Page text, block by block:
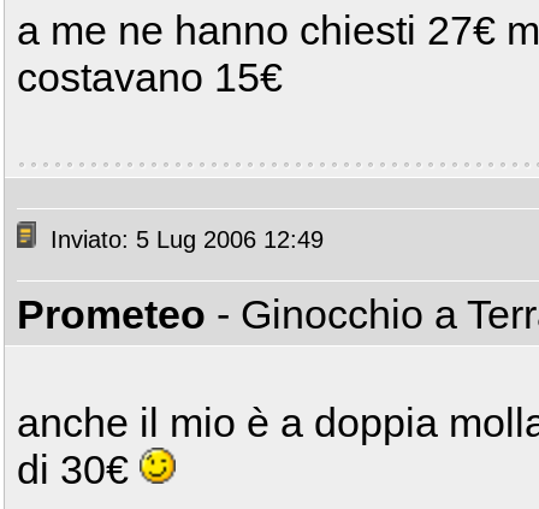
a me ne hanno chiesti 27€
costavano 15€
Inviato: 5 Lug 2006 12:49
Prometeo - Ginocchio a
anche il mio è a doppia
di 30€